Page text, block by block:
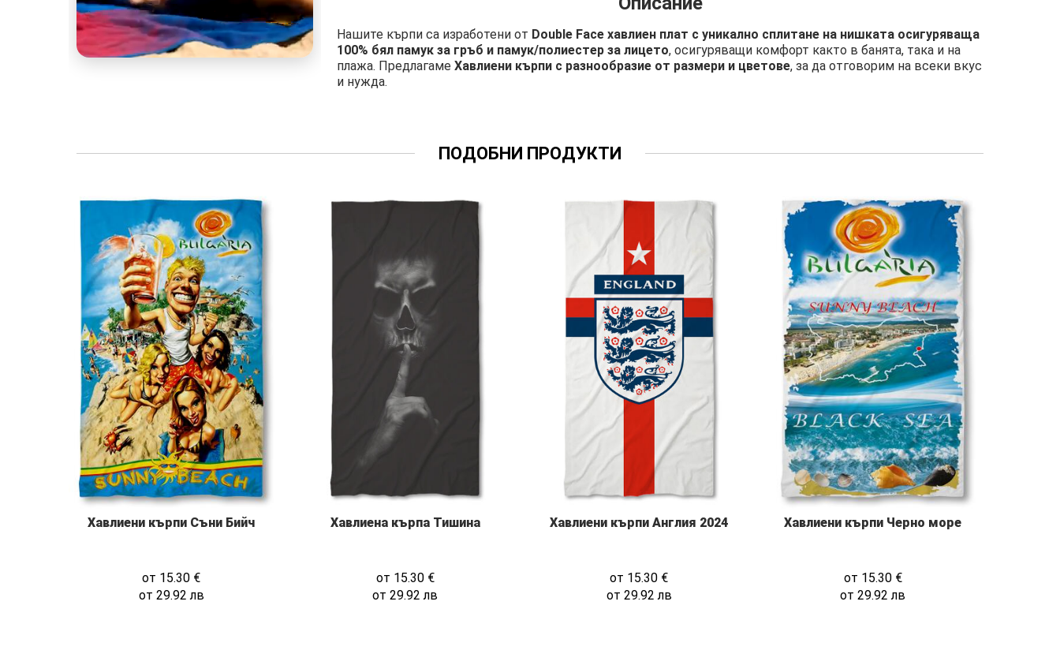
Нашите кърпи са изработени от Double Face хавлиен плат с уникално сплитане на нишката осигуряваща
100% бял памук за гръб и памук/полиестер за лицето, осигуряващи комфорт както в банята, така и на
плажа. Предлагаме Хавлиени кърпи с разнообразие от размери и цветове, за да отговорим на всеки вкус
и нужда.
ПОДОБНИ ПРОДУКТИ
Хавлиени кърпи Съни Бийч
от 15.30 €
от 29.92лв
Хавлиена кърпа Тишина
от 15.30 €
от29.92лв
Хавлиени кърпи Англия 2024
от 15.30 €
от 29.92лв
Хавлиени кърпи Черно море
от 15.30 €
от29.92лв